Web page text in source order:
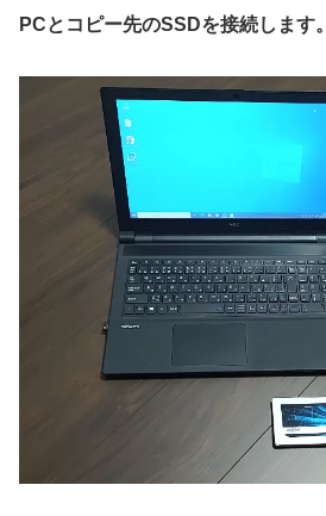
PCとコピー先のSSDを接続します。